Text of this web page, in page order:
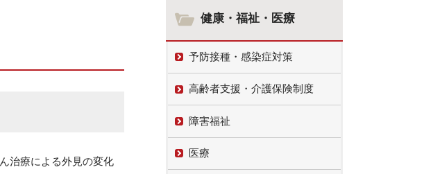
治療による外見の変化
健康・福祉・医療
予防接種・感染症対策
高齢者支援・介護保険制度
障害福祉
医療